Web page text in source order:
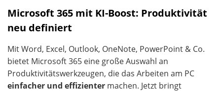
Microsoft 365 mit KI-Boost: Produktivität
neu definiert
Mit Word, Excel, Outlook, OneNote, PowerPoint & Co.
bietet Microsoft 365 eine große Auswahl an
Produktivitätswerkzeugen, die das Arbeiten am PC
einfacher und effizienter machen. Jetzt bringt